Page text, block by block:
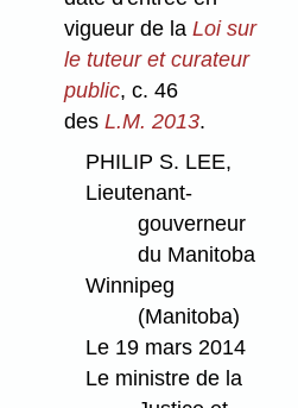
vigueur de laLoi sur
le tuteur et curateur
public, c. 46
desL.M. 2013.
PHILIP S. LEE,
Lieutenant-
gouverneur
du Manitoba
Winnipeg
(Manitoba)
Le 19 mars 2014
Le ministre de la